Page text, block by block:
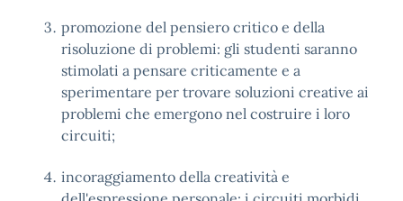
promozione del pensiero critico e della
risoluzione di problemi: gli studenti saranno
stimolati a pensare criticamente e a
sperimentare per trovare soluzioni creative ai
problemi che emergono nel costruire i loro
circuiti;
incoraggiamento della creatività e